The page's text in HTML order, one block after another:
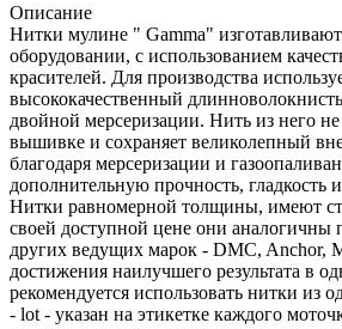
Описание
Нитки мулине " Gamma"
оборудовании, с использованием
красителей. Для производства
высококачественный
двойной мерсеризации. Нить из него
вышивке и сохраняет великолепный
благодаря мерсеризации и
дополнительную прочность, гладкость
Нитки равномерной толщины, имеют
своей доступной цене они аналогичны
других ведущих марок - DMC, Anchor,
достижения наилучшего результата в
рекомендуется использовать нитки из
- lot - указан на этикетке каждого